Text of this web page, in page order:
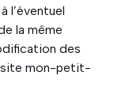
l’éventuel
la même
des
site mon-petit-